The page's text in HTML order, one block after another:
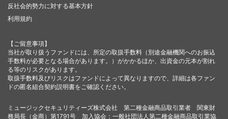
反社会的勢力に対する基本方針
利用規約
【ご留意事項】
当社が取り扱うファンドには、所定の取扱手数料（別途金融機関へのお振込
手数料が必要となる場合があります。）がかかるほか、出資金の元本が割れ
る等のリスクがあります。
取扱手数料及びリスクはファンドによって異なりますので、詳細は各ファン
ドの匿名組合契約説明書をご確認ください。
ミュージックセキュリティーズ株式会社 第二種金融商品取引業者 関東財
務局長（金商）第1791号 加入協会：一般社団法人第二種金融商品取引業協